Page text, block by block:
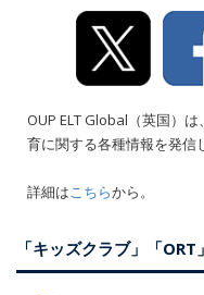
OUP ELT Global（英国）
育に関する各種情報を発信
詳細はこちらから。
「キッズクラブ」「